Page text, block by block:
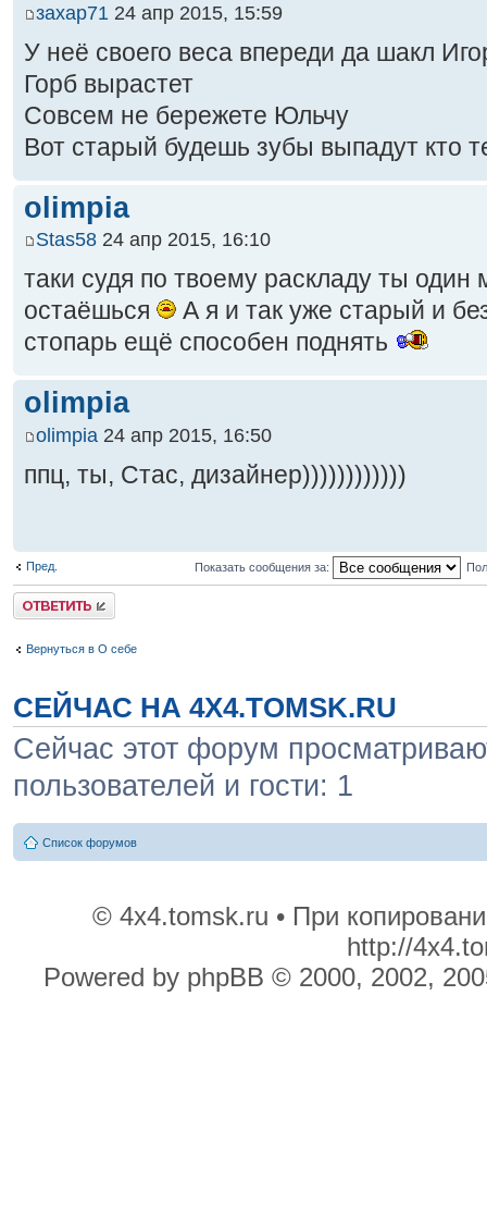
захар71 24 апр 2015, 15:59
У неё своего веса впереди да шакл
Горб вырастет
Совсем не бережете Юльчу
Вот старый будешь зубы выпадут кто
olimpia
Stas58 24 апр 2015, 16:10
таки судя по твоему раскладу ты
остаёшься
А я и так уже старый и
стопарь ещё способен поднять
olimpia
olimpia 24 апр 2015, 16:50
ппц, ты, Стас, дизайнер))))))))))))
Пред. Показать сообщения за:
Ответить
Вернуться в О себе
СЕЙЧАС НА 4X4.TOMSK.RU
Сейчас этот форум
пользователей и гости: 1
Список форумов
© 4x4.tomsk.ru • При
http://
Powered by phpBB © 2000, 2002,